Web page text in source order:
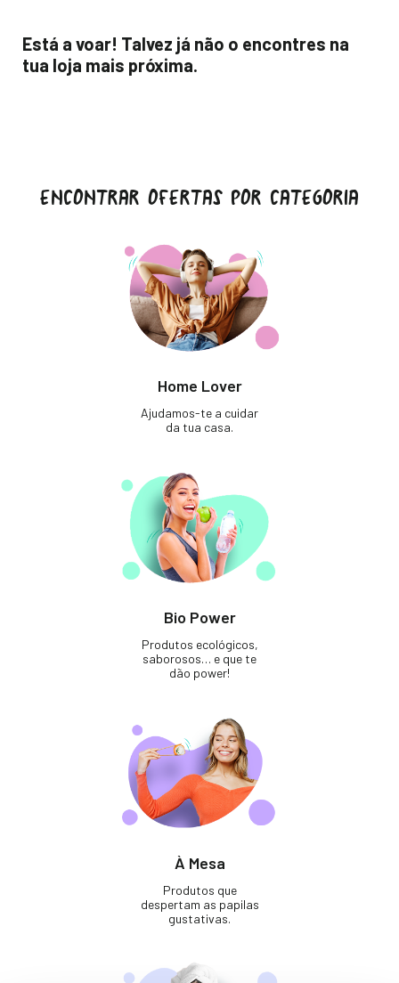
Está a voar! Talvez já não o encontres na
tua loja mais próxima.
ENCONTRAR OFERTAS POR CATEGORIA
Home Lover
Ajudamos-te a cuidar
da tua casa.
Bio Power
Produtos ecológicos,
saborosos… e que te
dão power!
À Mesa
Produtos que
despertam as papilas
gustativas.